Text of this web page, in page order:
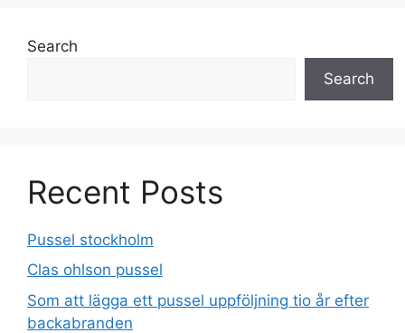
Search
Search
Recent Posts
Pussel stockholm
Clas ohlson pussel
Som att lägga ett pussel uppföljning tio år efter
backabranden